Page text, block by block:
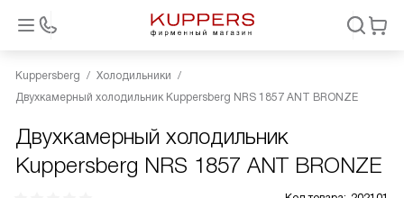
Kuppersberg
Холодильники
Двухкамерный холодильник Kuppersberg NRS 1857 ANT BRONZE
Двухкамерный холодильник
Kuppersberg NRS 1857 ANT BRONZE